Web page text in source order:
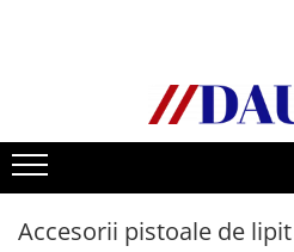
Bullbare, Suporti lumini camioane
Accesorii inox
DAF
CF Euro 6
Accesorii pistoale de lipit